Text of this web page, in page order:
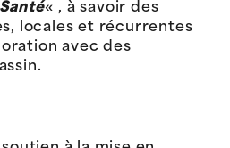
« , à savoir des
locales et récurrentes
avec des